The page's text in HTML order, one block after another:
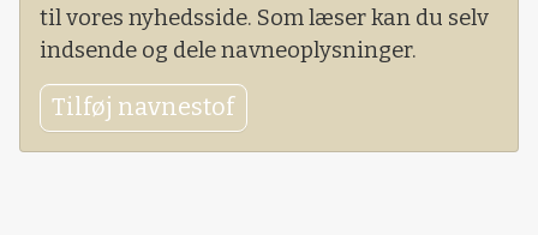
til vores nyhedsside. Som læser kan du selv
indsende og dele navneoplysninger.
Tilføj navnestof